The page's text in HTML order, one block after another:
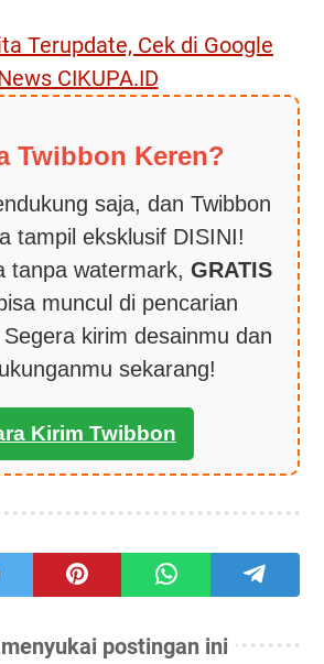
Terupdate, Cek di Google
CIKUPA.ID
Twibbon Keren?
saja, dan Twibbon
tampil eksklusif DISINI!
tanpa watermark, GRATIS
muncul di pencarian
kirim desainmu dan
sekarang!
Kirim Twibbon
postingan ini